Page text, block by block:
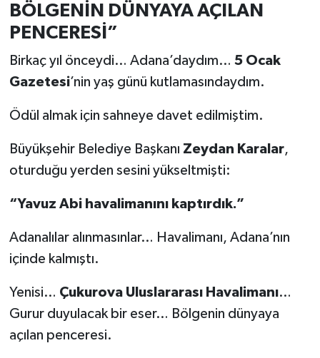
BÖLGENİN DÜNYAYA AÇILAN
PENCERESİ”
Birkaç yıl önceydi… Adana’daydım… 5 Ocak
Gazetesi’nin yaş günü kutlamasındaydım.
Ödül almak için sahneye davet edilmiştim.
Büyükşehir Belediye Başkanı Zeydan Karalar,
oturduğu yerden sesini yükseltmişti:
“Yavuz Abi havalimanını kaptırdık.”
Adanalılar alınmasınlar… Havalimanı, Adana’nın
içinde kalmıştı.
Yenisi… Çukurova Uluslararası Havalimanı…
Gurur duyulacak bir eser… Bölgenin dünyaya
açılan penceresi.